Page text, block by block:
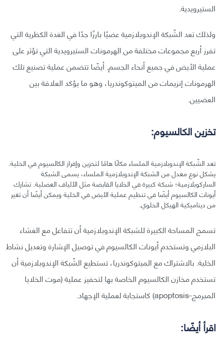
الستيرويدية.
ولذلك تعد الشّبكة الإندوبلازمية عضيًا بارزًا جدًا في الغدة الكظرية التي
تفرز أربع مجموعات مختلفة من الهرمونات الستيرويدية التي تؤثر على
عملية الأيض في جميع أنحاء الجسم. أيضًا تتضمن عملية تصنيع تلك
الهرمونات إنزيمات من الميتوكوندريا، وهو ما يؤكد العلاقة بين
العضيين.
تخزين الكالسيوم:
تعد الشّبكة الإندوبلازمية الملساء مكانًا هامًا لتخزين وإفراز الكالسيوم في الخلية.
يشكل نوع معدل من الشبكة الإندوبلازمية الملساء، يسمى الشبكة
الساركوبلازمية؛ شبكة كبيرة في الخلايا القابضة مثل الألياف العضلية. تشارك
أيونات الكالسيوم أيضًا في تنظيم عملية الأيض في الخلية ويمكن أيضًا أن تغير
من ديناميكية الهيكل الخلوي.
تسمح المساحة الكبيرة للشبكة الإندوبلازمية أن تتفاعل مع الغشاء
البلازمي وتستخدم أيونات الكالسيوم في توصيل الإشارة وتعديل نشاط
الخلية. بالاشتراك مع الميتوكوندريا، تستطيع الشّبكة الإندوبلازمية أن
تستخدم مخازن الكالسيوم الخاصة بها لتحفيز عملية (موت الخلايا
المبرمج-apoptosis) كاستجابة لعملية الإجهاد.
اقرأ أيضًا: